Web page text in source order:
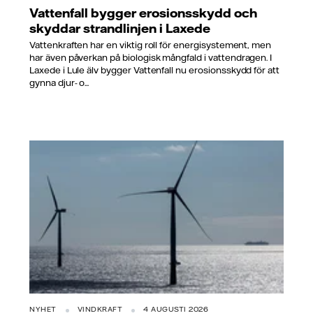
Vattenfall bygger erosionsskydd och
skyddar strandlinjen i Laxede
Vattenkraften har en viktig roll för energisystement, men
har även påverkan på biologisk mångfald i vattendragen. I
Laxede i Lule älv bygger Vattenfall nu erosionsskydd för att
gynna djur- o...
NYHET VINDKRAFT 4 AUGUSTI 2026